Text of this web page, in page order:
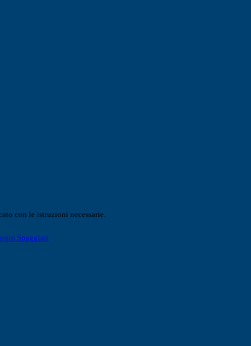
con le istruzioni necessarie.
Spaggiari